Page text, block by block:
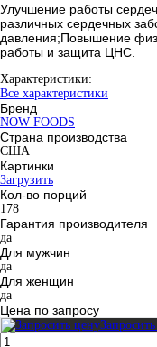
Улучшение работы
различных сердечных
давления;Повышение
работы и защита ЦНС.
Характеристики:
Все характеристики
Бренд
NOW FOODS
Страна производства
США
Картинки
Загрузить
Кол-во порций
178
Гарантия производителя
да
Для мужчин
да
Для женщин
да
Цена по запросу